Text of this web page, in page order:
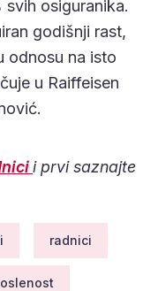
svih osiguranika.
godišnji rast,
odnosu na isto
u Raiffeisen
i prvi saznajte
radnici